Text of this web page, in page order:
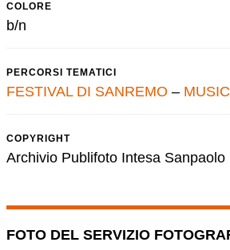
COLORE
b/n
PERCORSI TEMATICI
FESTIVAL DI SANREMO –
COPYRIGHT
Archivio Publifoto Intesa Sanpaolo
FOTO DEL SERVIZIO